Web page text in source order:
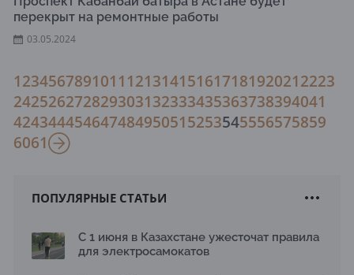
перекрыт на ремонтные работы
03.05.2024
1234567891011121314151617181920212223
242526272829303132333435363738394041
424344454647484950515253545556575859
6061
ПОПУЛЯРНЫЕ СТАТЬИ
С 1 июня в Казахстане ужесточат правила
для электросамокатов